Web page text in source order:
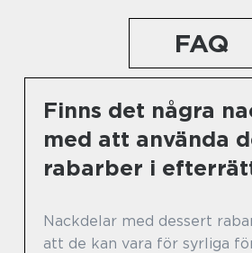
FAQ
Finns det några
med att använda
rabarber i
Nackdelar med dessert
att de kan vara för syrliga